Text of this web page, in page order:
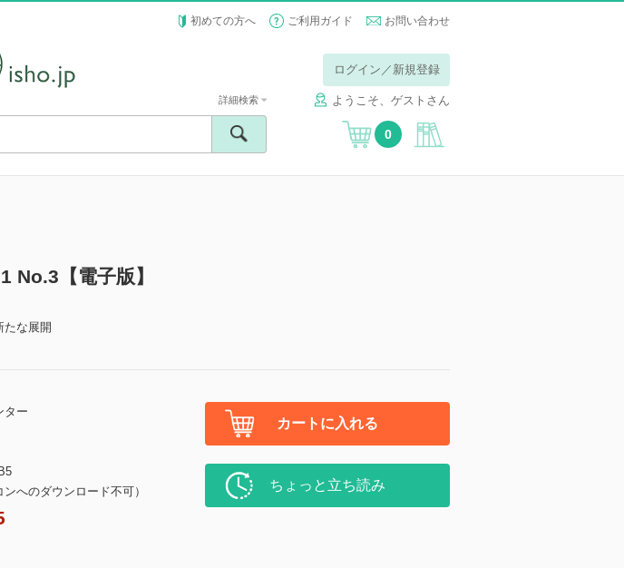
初めての方へ ご利用ガイド お問い合わせ
ログイン／新規登録
ようこそ、ゲストさん
詳細検索
0
No.3【電子版】
な展開
ター
B5
へのダウンロード不可）
カートに入れる
ちょっと立ち読み